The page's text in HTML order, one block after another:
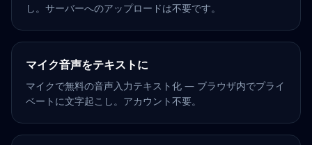
し。サーバーへのアップロードは不要です。
マイク音声をテキストに
マイクで無料の音声入力テキスト化 — ブラウザ内でプライ
ベートに文字起こし。アカウント不要。